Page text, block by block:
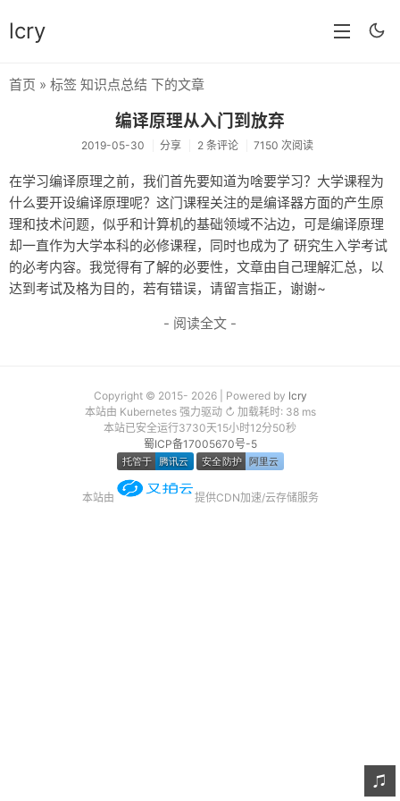
lcry
分类
分享
技术
教程
生活
AI
留言
友链
关于
首页 » 标签 知识点总结 下的文章
编译原理从入门到放弃
2019-05-30 分享 2 条评论 7150 次阅读
在学习编译原理之前，我们首先要知道为啥要学习？大学课程为
什么要开设编译原理呢？这门课程关注的是编译器方面的产生原
理和技术问题，似乎和计算机的基础领域不沾边，可是编译原理
却一直作为大学本科的必修课程，同时也成为了 研究生入学考试
的必考内容。我觉得有了解的必要性，文章由自己理解汇总，以
达到考试及格为目的，若有错误，请留言指正，谢谢~
- 阅读全文 -
Copyright © 2015- 2026 | Powered by lcry
本站由 Kubernetes 强力驱动 ↻ 加载耗时: 38 ms
本站已安全运行3730天15小时12分50秒
蜀ICP备17005670号-5
本站由 提供CDN加速/云存储服务